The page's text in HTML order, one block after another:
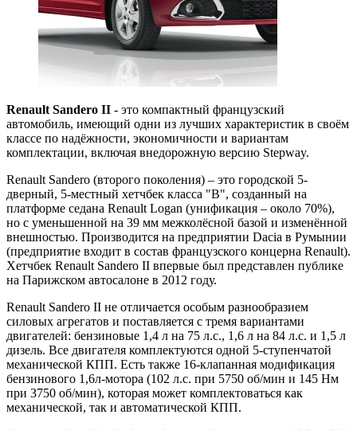
Renault Sandero II - это компактный французский
автомобиль, имеющий одни из лучших характеристик в своём
классе по надёжности, экономичности и вариантам
комплектации, включая внедорожную версию Stepway.
Renault Sandero (второго поколения) – это городской 5-
дверный, 5-местный хетчбек класса "В", созданный на
платформе седана Renault Logan (унификация – около 70%),
но с уменьшенной на 39 мм межколёсной базой и изменённой
внешностью. Производится на предприятии Dacia в Румынии
(предприятие входит в состав французского концерна Renault).
Хетчбек Renault Sandero II впервые был представлен публике
на Парижском автосалоне в 2012 году.
Renault Sandero II не отличается особым разнообразием
силовых агрегатов и поставляется с тремя вариантами
двигателей: бензиновые 1,4 л на 75 л.с., 1,6 л на 84 л.с. и 1,5 л
дизель. Все двигателя комплектуются одной 5-ступенчатой
механической КПП. Есть также 16-клапанная модификация
бензинового 1,6л-мотора (102 л.с. при 5750 об/мин и 145 Нм
при 3750 об/мин), которая может комплектоваться как
механической, так и автоматической КПП.